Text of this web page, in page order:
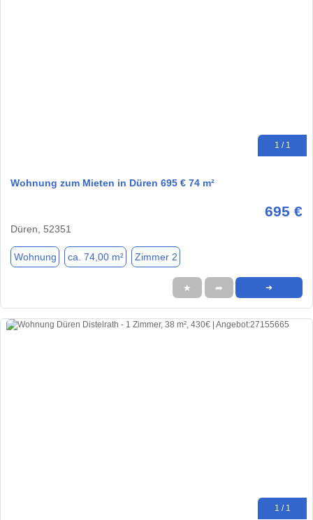
1 / 1
Wohnung zum Mieten in Düren 695 € 74 m²
695 €
Düren, 52351
Wohnung ca. 74,00 m² Zimmer 2
★ ➦ ➜
1 / 1